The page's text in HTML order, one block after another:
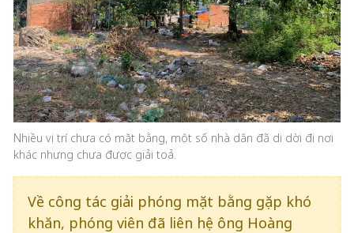
Nhiều vị trí chưa có mặt bằng, một số nhà dân đã di dời đi nơi
khác nhưng chưa được giải toả.
Về công tác giải phóng mặt bằng gặp khó
khăn, phóng viên đã liên hệ ông Hoàng